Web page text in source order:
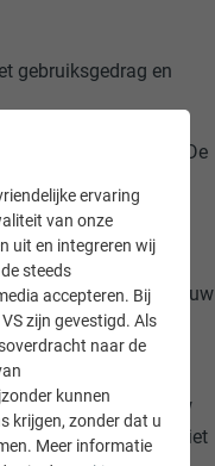
gebruiksgedrag en
wordt opgeslagen. De
bevatten
op een
24 maanden worden uw
(bijv. Google,
op elk moment via uw
dan eventueel niet
ervaring
van onze
uit en integreren wij
steeds
accepteren. Bij
zijn gevestigd. Als
naar de
kunnen
krijgen, zonder dat u
Meer informatie